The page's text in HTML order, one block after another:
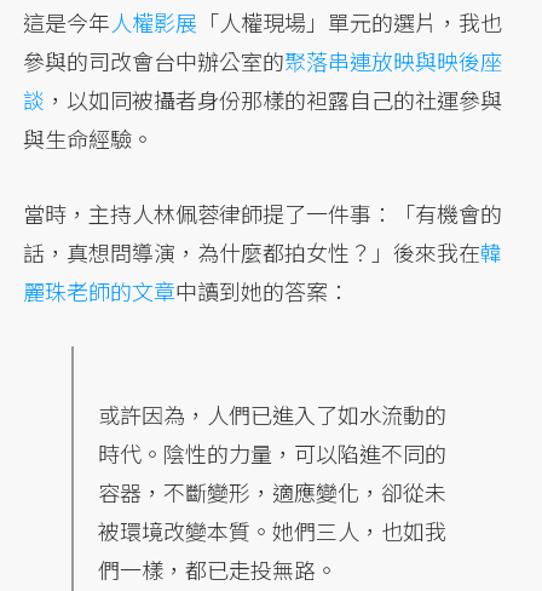
這是今年人權影展 「人權現場」單元的選片，我也
參與的司改會台中辦公室的聚落串連放映與映後座
談 ，以如同被攝者身份那樣的袒露自己的社運參與
與生命經驗。
當時，主持人林佩蓉律師提了一件事：「有機會的
話，真想問導演，為什麼都拍女性？」後來我在韓
麗珠老師的文章中讀到她的答案：
或許因為，人們已進入了如水流動的
時代。陰性的力量，可以陷進不同的
容器，不斷變形，適應變化，卻從未
被環境改變本質。她們三人，也如我
們一樣，都已走投無路。